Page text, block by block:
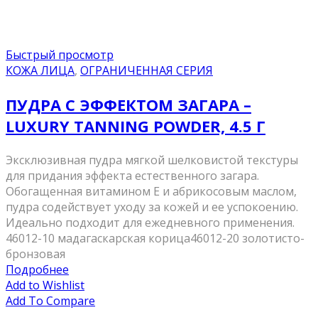
Быстрый просмотр
КОЖА ЛИЦА, ОГРАНИЧЕННАЯ СЕРИЯ
ПУДРА С ЭФФЕКТОМ ЗАГАРА –
LUXURY TANNING POWDER, 4.5 Г
Эксклюзивная пудра мягкой шелковистой текстуры
для придания эффекта естественного загара.
Обогащенная витамином Е и абрикосовым маслом,
пудра содействует уходу за кожей и ее успокоению.
Идеально подходит для ежедневного применения.
46012-10 мадагаскарская корица46012-20 золотисто-
бронзовая
Подробнее
Add to Wishlist
Add To Compare